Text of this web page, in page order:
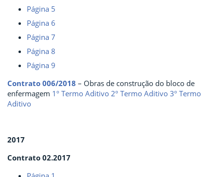
Página 5
Página 6
Página 7
Página 8
Página 9
Contrato 006/2018 – Obras de construção do bloco de
enfermagem 1º Termo Aditivo 2º Termo Aditivo 3º Termo
Aditivo
2017
Contrato 02.2017